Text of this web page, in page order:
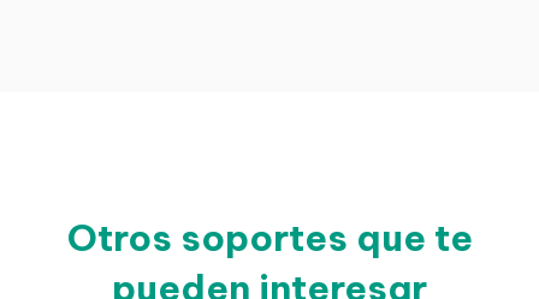
Otros soportes que te
pueden interesar